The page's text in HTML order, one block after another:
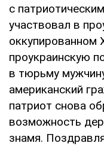
с
участвовал в
оккупированном
проукраинскую
в тюрьму
американский
патриот снова
возможность
знамя.